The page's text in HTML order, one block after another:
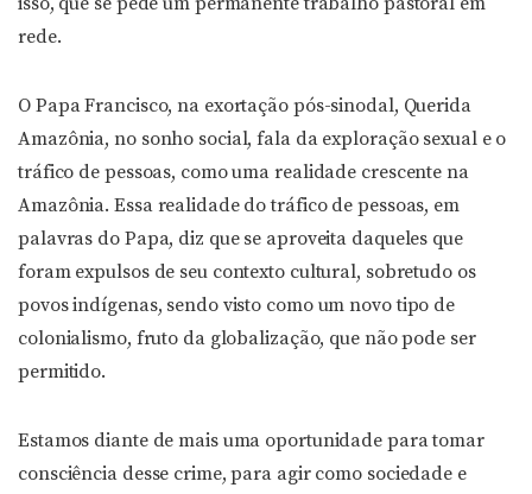
rede.
O Papa Francisco, na exortação pós-sinodal, Querida
Amazônia, no sonho social, fala da exploração sexual e o
tráfico de pessoas, como uma realidade crescente na
Amazônia. Essa realidade do tráfico de pessoas, em
palavras do Papa, diz que se aproveita daqueles que
foram expulsos de seu contexto cultural, sobretudo os
povos indígenas, sendo visto como um novo tipo de
colonialismo, fruto da globalização, que não pode ser
permitido.
Estamos diante de mais uma oportunidade para tomar
consciência desse crime, para agir como sociedade e